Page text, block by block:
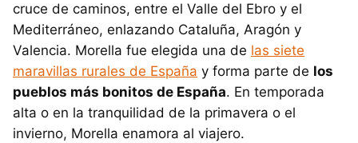
cruce de caminos, entre el Valle del Ebro y el
Mediterráneo, enlazando Cataluña, Aragón y
Valencia. Morella fue elegida una de las siete
maravillas rurales de España y forma parte de los
pueblos más bonitos de España. En temporada
alta o en la tranquilidad de la primavera o el
invierno, Morella enamora al viajero.